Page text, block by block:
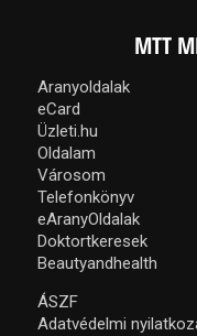
MTT
Aranyoldalak
eCard
Üzleti.hu
Oldalam
Városom
Telefonkönyv
eAranyOldalak
Doktortkeresek
Beautyandhealth
ÁSZF
Adatvédelmi